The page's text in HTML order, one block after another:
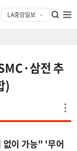
삼전 추
)
없이 가능" '무어